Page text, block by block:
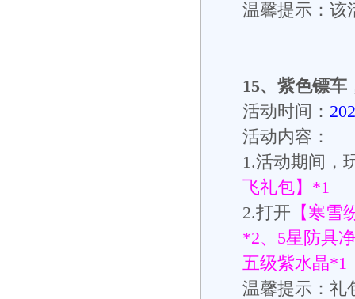
温馨提示：该
15、 紫色镖车
活动时间：
活动内容：
1.活动期间，
飞礼包】*1
2.打开 【寒雪
*2、5星防具
五级紫水晶*1
温馨提示：礼